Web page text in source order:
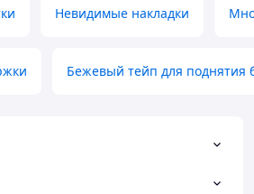
Невидимые накладки
Бежевый тейп для поднятия